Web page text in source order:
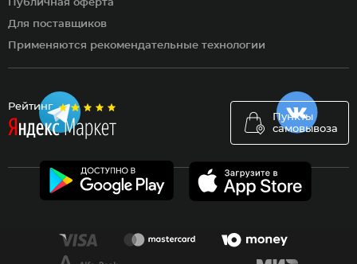
Рейтинг
Пункты
самовывоза
Публичная оферта
Для поставщиков
Применяются рекомендательные технологии